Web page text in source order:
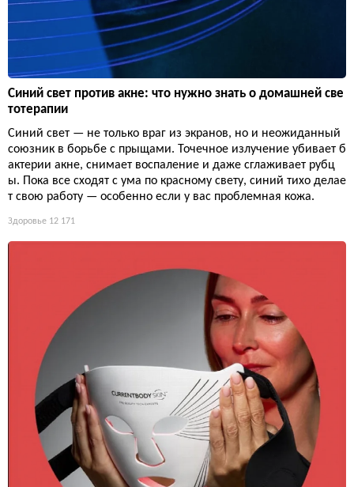
Синий свет против акне: что нужно знать о домашней све
тотерапии
Синий свет — не только враг из экранов, но и неожиданный
союзник в борьбе с прыщами. Точечное излучение убивает б
актерии акне, снимает воспаление и даже сглаживает рубц
ы. Пока все сходят с ума по красному свету, синий тихо делае
т свою работу — особенно если у вас проблемная кожа.
Здоровье 12 171